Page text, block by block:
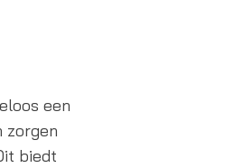
een
zorgen
biedt